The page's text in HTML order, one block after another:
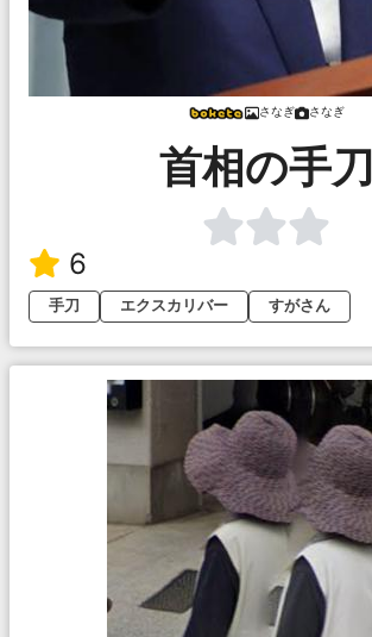
さなぎ さなぎ
首相の手刀
6
手刀
エクスカリバー すがさん